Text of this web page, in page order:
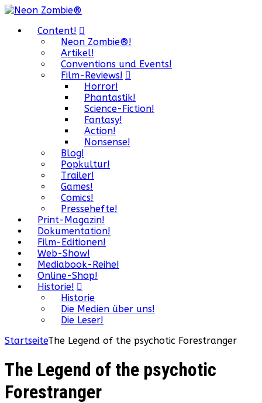
Content!
Neon Zombie®!
Artikel!
Conventions und Events!
Film-Reviews!
Horror!
Phantastik!
Science-Fiction!
Fantasy!
Action!
Nonsense!
Blog!
Popkultur!
Trailer!
Games!
Comics!
Pressehefte!
Print-Magazin!
Dokumentation!
Film-Editionen!
Web-Show!
Mediabook-Reihe!
Online-Shop!
Historie!
Historie
Die Medien über uns!
Die Leser!
StartseiteThe Legend of the psychotic Forestranger
The Legend of the psychotic
Forestranger